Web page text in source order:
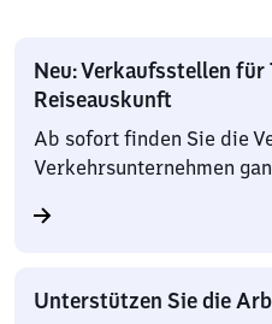
Neu: Verkaufsstellen für
Reiseauskunft
Ab sofort finden Sie die
Verkehrsunternehmen
Unterstützen Sie die